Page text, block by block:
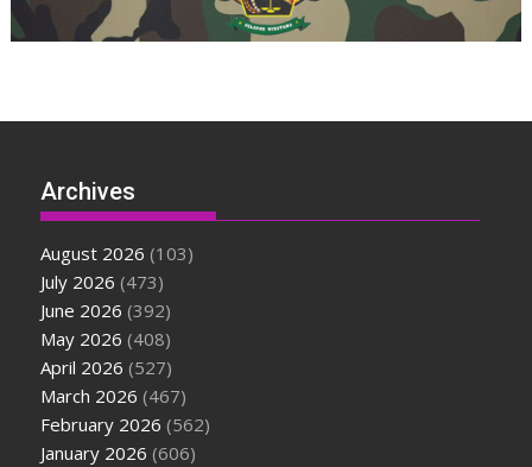
Archives
August 2026 (103)
July 2026 (473)
June 2026 (392)
May 2026 (408)
April 2026 (527)
March 2026 (467)
February 2026 (562)
January 2026 (606)